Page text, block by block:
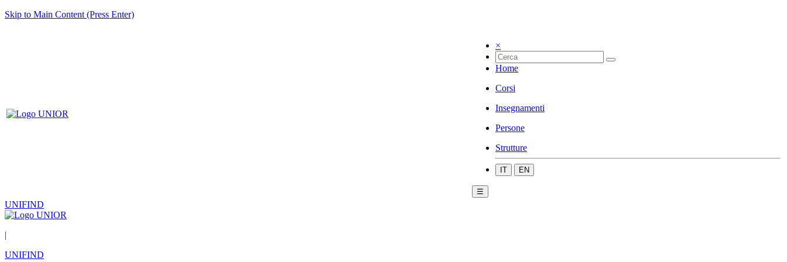
Skip to Main Content (Press Enter)
×
Home
Corsi
Insegnamenti
Persone
Strutture
IT EN
☰
UNIFIND
|
UNIFIND